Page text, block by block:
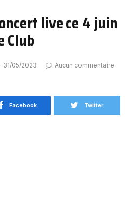
live ce 4 juin
Club
31/05/2023
Aucun commentaire
Facebook Twitter